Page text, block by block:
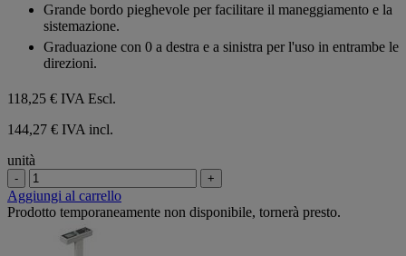
Grande bordo pieghevole per facilitare il maneggiamento e la
sistemazione.
Graduazione con 0 a destra e a sinistra per l'uso in entrambe le
direzioni.
118,25 € IVA Escl.
144,27 € IVA incl.
unità
- +
Aggiungi al carrello
Prodotto temporaneamente non disponibile, tornerà presto.